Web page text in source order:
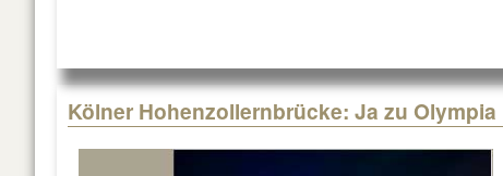
Kölner Hohenzollernbrücke: Ja zu Olympia